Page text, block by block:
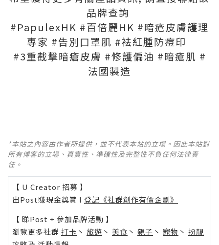
品牌查詢
#PapulexHK #百倍麗HK #暗瘡皮膚護理
專家 #告別口罩肌 #袪紅腫防痘印
#3重截擊暗瘡皮膚 #修護偏油 #暗瘡肌 #
法國製造
*本站之內容由作者所提供，並不代表本站的立場。因此本站對
所有博客的立場、真實性、準確性及完整性不負任何法律責
任。
【 U Creator 招募 】
出Post賺現金獎賞 l 登記《社群創作有價企劃》
【 睇Post + 參加品牌活動 】
瀏覽更多社群 打卡 丶 旅遊 丶 美食 丶 親子 丶 寵物 丶 扮靚